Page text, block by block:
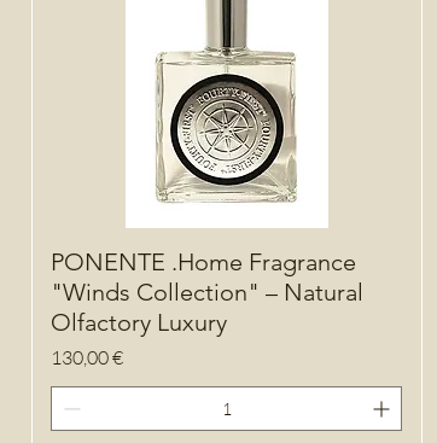
PONENTE .Home Fragrance
"Winds Collection" – Natural
Olfactory Luxury
Precio
130,00 €